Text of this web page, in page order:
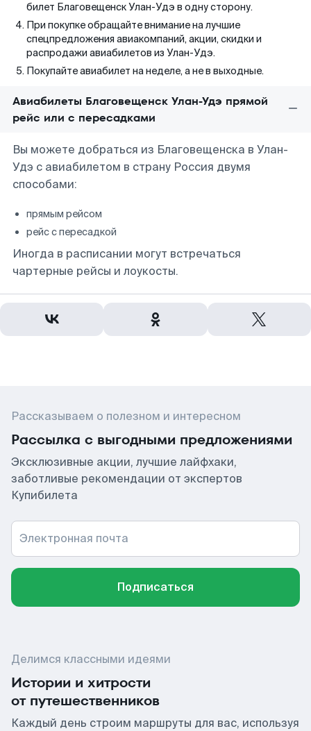
билет Благовещенск Улан-Удэ в одну сторону.
При покупке обращайте внимание на лучшие
спецпредложения авиакомпаний, акции, скидки и
распродажи авиабилетов из Улан-Удэ.
Покупайте авиабилет на неделе, а не в выходные.
Авиабилеты Благовещенск Улан-Удэ прямой
рейс или с пересадками
Вы можете добраться из Благовещенска в Улан-
Удэ с авиабилетом в страну Россия двумя
способами:
прямым рейсом
рейс с пересадкой
Иногда в расписании могут встречаться
чартерные рейсы и лоукосты.
Рассказываем о полезном и интересном
Рассылка с выгодными предложениями
Эксклюзивные акции, лучшие лайфхаки,
заботливые рекомендации от экспертов
Купибилета
Электронная почта
Подписаться
Делимся классными идеями
Истории и хитрости
от путешественников
Каждый день строим маршруты для вас, используя